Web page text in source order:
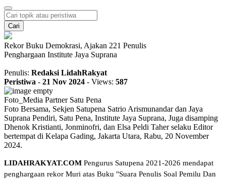
Cari
Rekor Buku Demokrasi, Ajakan 221 Penulis
Penghargaan Institute Jaya Suprana
Penulis: Redaksi LidahRakyat
Peristiwa - 21 Nov 2024 - Views: 587
Foto_Media Partner Satu Pena
Foto Bersama, Sekjen Satupena Satrio Arismunandar dan Jaya
Suprana Pendiri, Satu Pena, Institute Jaya Suprana, Juga disamping
Dhenok Kristianti, Jonminofri, dan Elsa Peldi Taher selaku Editor
bertempat di Kelapa Gading, Jakarta Utara, Rabu, 20 November
2024.
LIDAHRAKYAT.COM Pengurus Satupena 2021-2026 mendapat
penghargaan rekor Muri atas Buku "Suara Penulis Soal Pemilu Dan